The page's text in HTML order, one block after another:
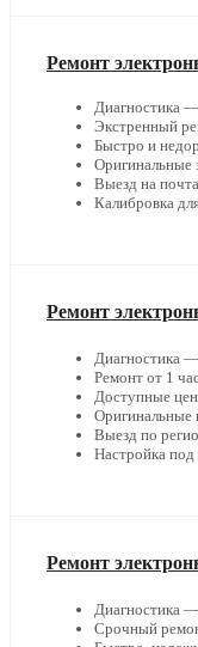
Ремонт
Диагностика
Экстренный
Быстро и
Оригинальные
Выезд на
Калибровка
Ремонт
Диагностика
Ремонт от 1
Доступные
Оригинальные
Выезд по
Настройка под
Ремонт
Диагностика
Срочный